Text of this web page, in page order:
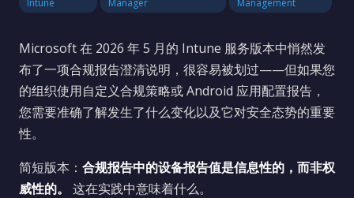
Intune
Manager
Management
Microsoft 在 2026 年 5 月的 Intune 服务版本中悄然发
布了一项合规报告澄清说明，很容易被划过——但如果您
的组织使用自定义合规策略或 Android 应用配置报告，
您需要准确了解发生了什么变化以及它对安全态势的重要
性。
简短版本： 合规报告中的设备报告值是信息性的，而非权
威性的。
这在实践中意味着什么。